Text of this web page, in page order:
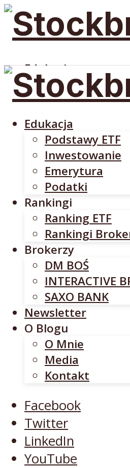
Edukacja
Podstawy ETF
Inwestowanie
Emerytura
Podatki
Rankingi
Ranking ETF
Rankingi
Brokerzy
DM BOŚ
INTERACTIVE
SAXO BANK
Newsletter
O Blogu
O Mnie
Media
Kontakt
Facebook
Twitter
LinkedIn
YouTube
Edukacja
Podstawy ETF
Inwestowanie
Emerytura
Podatki
Rankingi
Ranking ETF
Rankingi
Brokerzy
DM BOŚ
INTERACTIVE
SAXO BANK
Newsletter
O Blogu
O Mnie
Media
Kontakt
Facebook
Twitter
LinkedIn
YouTube